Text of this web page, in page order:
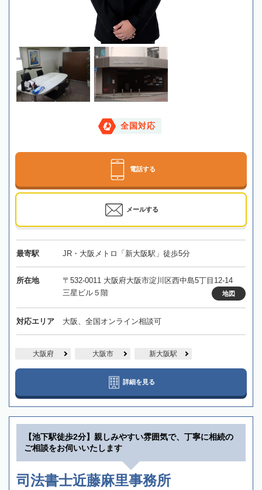
全国対応
電話する
メールする
最寄駅 JR・大阪メトロ「新大阪駅」徒歩5分
所在地
〒532-0011 大阪府大阪市淀川区西中島5丁目12-14
三星ビル５階
地図
対応エリア 大阪、全国オンライン相談可
大阪府 大阪市 新大阪駅
詳細を見る
【池下駅徒歩2分】親しみやすい雰囲気で、丁寧に相続の
ご相談をお伺いいたします
司法書士近藤麻里事務所